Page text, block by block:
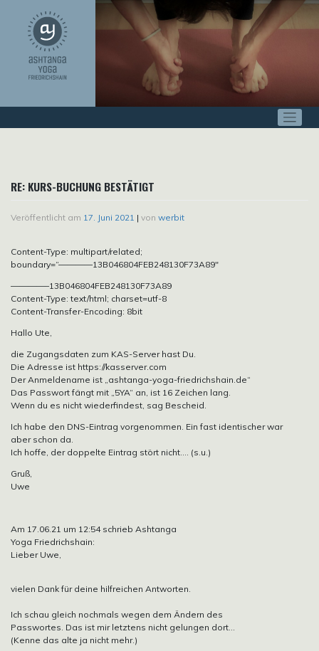
springen
RE: KURS-BUCHUNG BESTÄTIGT
Veröffentlicht am 17. Juni 2021 | von werbit
Content-Type: multipart/related;
boundary=“————13B046804FEB248130F73A89″
————–13B046804FEB248130F73A89
Content-Type: text/html; charset=utf-8
Content-Transfer-Encoding: 8bit
Hallo Ute,
die Zugangsdaten zum KAS-Server hast Du.
Die Adresse ist https://kasserver.com
Der Anmeldename ist „ashtanga-yoga-friedrichshain.de“
Das Passwort fängt mit „5YA“ an, ist 16 Zeichen lang.
Wenn du es nicht wiederfindest, sag Bescheid.
Ich habe den DNS-Eintrag vorgenommen. Ein fast identischer war
aber schon da.
Ich hoffe, der doppelte Eintrag stört nicht…. (s.u.)
Gruß,
Uwe
Am 17.06.21 um 12:54 schrieb Ashtanga
Yoga Friedrichshain:
Lieber Uwe,
vielen Dank für deine hilfreichen Antworten.
Ich schau gleich nochmals wegen dem Ändern des
Passwortes. Das ist mir letztens nicht gelungen dort…
(Kenne das alte ja nicht mehr.)